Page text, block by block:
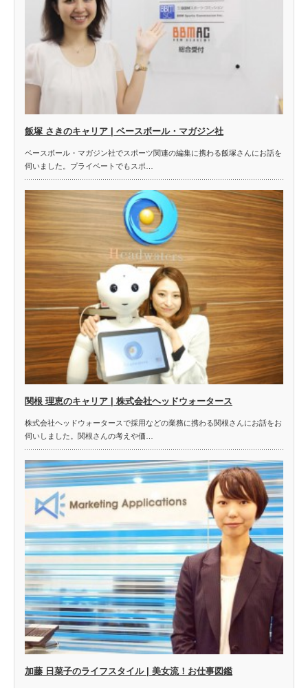
飯塚 さきのキャリア | ベースボール・マガジン社
ベースボール・マガジン社でスポーツ関連の編集に携わる飯塚さんにお話を
伺いました。プライベートでもスポ…
関根 理恵のキャリア | 株式会社ヘッドウォータース
株式会社ヘッドウォータースで採用などの業務に携わる関根さんにお話をお
伺いしました。関根さんの考えや価…
加藤 日菜子のライフスタイル | 美女流！お仕事図鑑